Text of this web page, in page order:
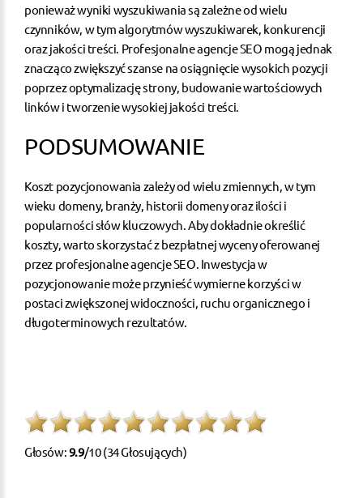
ponieważ wyniki wyszukiwania są zależne od wielu
czynników, w tym algorytmów wyszukiwarek, konkurencji
oraz jakości treści. Profesjonalne agencje SEO mogą jednak
znacząco zwiększyć szanse na osiągnięcie wysokich pozycji
poprzez optymalizację strony, budowanie wartościowych
linków i tworzenie wysokiej jakości treści.
PODSUMOWANIE
Koszt pozycjonowania zależy od wielu zmiennych, w tym
wieku domeny, branży, historii domeny oraz ilości i
popularności słów kluczowych. Aby dokładnie określić
koszty, warto skorzystać z bezpłatnej wyceny oferowanej
przez profesjonalne agencje SEO. Inwestycja w
pozycjonowanie może przynieść wymierne korzyści w
postaci zwiększonej widoczności, ruchu organicznego i
długoterminowych rezultatów.
Głosów:9.9/10 (34 Głosujących)